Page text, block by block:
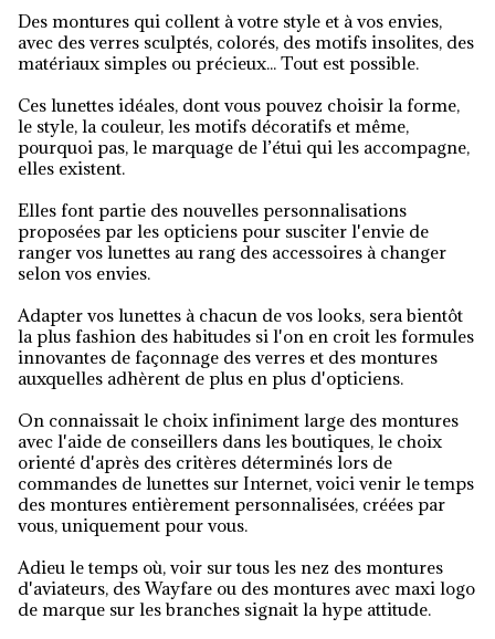
Des montures qui collent à votre style et à vos envies,
avec des verres sculptés, colorés, des motifs insolites, des
matériaux simples ou précieux... Tout est possible.
Ces lunettes idéales, dont vous pouvez choisir la forme,
le style, la couleur, les motifs décoratifs et même,
pourquoi pas, le marquage de l’étui qui les accompagne,
elles existent.
Elles font partie des nouvelles personnalisations
proposées par les opticiens pour susciter l'envie de
ranger vos lunettes au rang des accessoires à changer
selon vos envies.
Adapter vos lunettes à chacun de vos looks, sera bientôt
la plus fashion des habitudes si l'on en croit les formules
innovantes de façonnage des verres et des montures
auxquelles adhèrent de plus en plus d'opticiens.
On connaissait le choix infiniment large des montures
avec l'aide de conseillers dans les boutiques, le choix
orienté d'après des critères déterminés lors de
commandes de lunettes sur Internet, voici venir le temps
des montures entièrement personnalisées, créées par
vous, uniquement pour vous.
Adieu le temps où, voir sur tous les nez des montures
d'aviateurs, des Wayfare ou des montures avec maxi logo
de marque sur les branches signait la hype attitude.